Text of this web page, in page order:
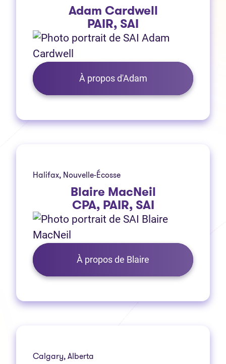
Adam Cardwell
PAIR, SAI
À propos d'Adam
Halifax, Nouvelle-Écosse
Blaire MacNeil
CPA, PAIR, SAI
À propos de Blaire
Calgary, Alberta